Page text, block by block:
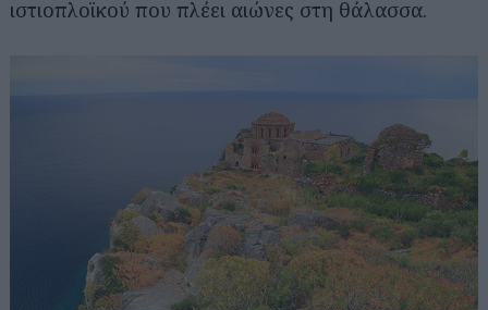
ιστιοπλοϊκού που πλέει αιώνες στη θάλασσα.